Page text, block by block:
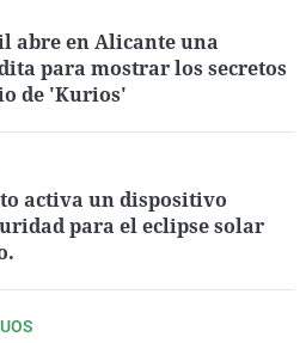
abre en Alicante una
para mostrar los secretos
de 'Kurios'
activa un dispositivo
para el eclipse solar